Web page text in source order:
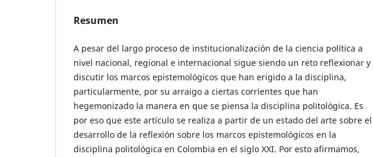
Resumen
A pesar del largo proceso de institucionalización de la ciencia política a
nivel nacional, regional e internacional sigue siendo un reto reflexionar y
discutir los marcos epistemológicos que han erigido a la disciplina,
particularmente, por su arraigo a ciertas corrientes que han
hegemonizado la manera en que se piensa la disciplina politológica. Es
por eso que este artículo se realiza a partir de un estado del arte sobre el
desarrollo de la reflexión sobre los marcos epistemológicos en la
disciplina politológica en Colombia en el siglo XXI. Por esto afirmamos,